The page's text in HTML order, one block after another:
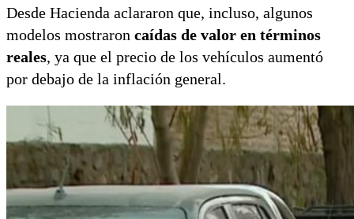
Desde Hacienda aclararon que, incluso, algunos
modelos mostraron caídas de valor en términos
reales, ya que el precio de los vehículos aumentó
por debajo de la inflación general.